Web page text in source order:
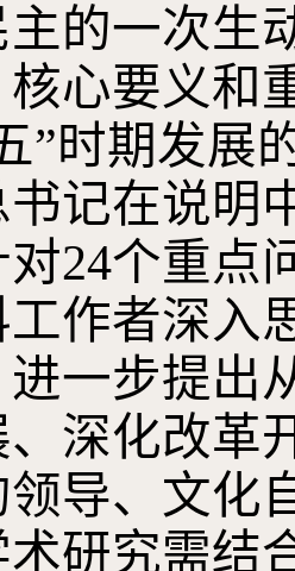
的一次生
心要义和
”时期发展
记在说明
24个重点
作者深入
一步提出
深化改革
导、文化
研究需结